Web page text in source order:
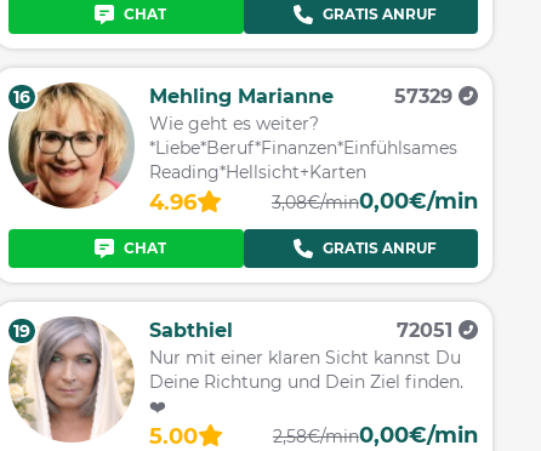
CHAT GRATIS ANRUF
16 Mehling Marianne 57329
Wie geht es weiter?
*Liebe*Beruf*Finanzen*Einfühlsames
Reading*Hellsicht+Karten
4.96 3,08€/min0,00€/min
CHAT GRATIS ANRUF
19 Sabthiel 72051
Nur mit einer klaren Sicht kannst Du
Deine Richtung und Dein Ziel finden.
❤️
5.00 2,58€/min0,00€/min